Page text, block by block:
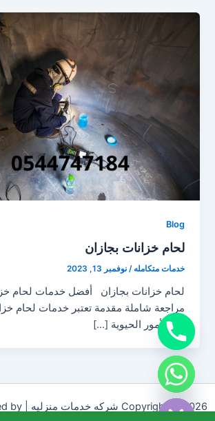
Blog
لحام خزانات بجازان
خدمات متكامله/نوفمبر 13, 2023
لحام خزانات بجازان أفضل خدمات لحام
مراجعة شاملة مقدمة تعتبر خدمات لحام
من الأمور الحيوية […]
Copyright © 2026 شركه خدمات منزليه | Powered by
Hide
chaty